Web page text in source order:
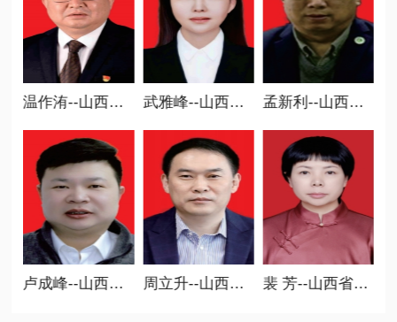
温作洧--山西省商业联合会执行会长 新智造分会会长
卢成峰--山西省商业联合会执行会长 新零售分会会长
武雅峰--山西省商业联合会执行会长、 职业教育委员会会长
周立升--山西省商业联合会执行会长、 人防工程委员会会长
孟新利--山西省商业联合会执行会长、 碳中和专委会会长
裴 芳--山西省商业联合会执行会长、 女子分会会长